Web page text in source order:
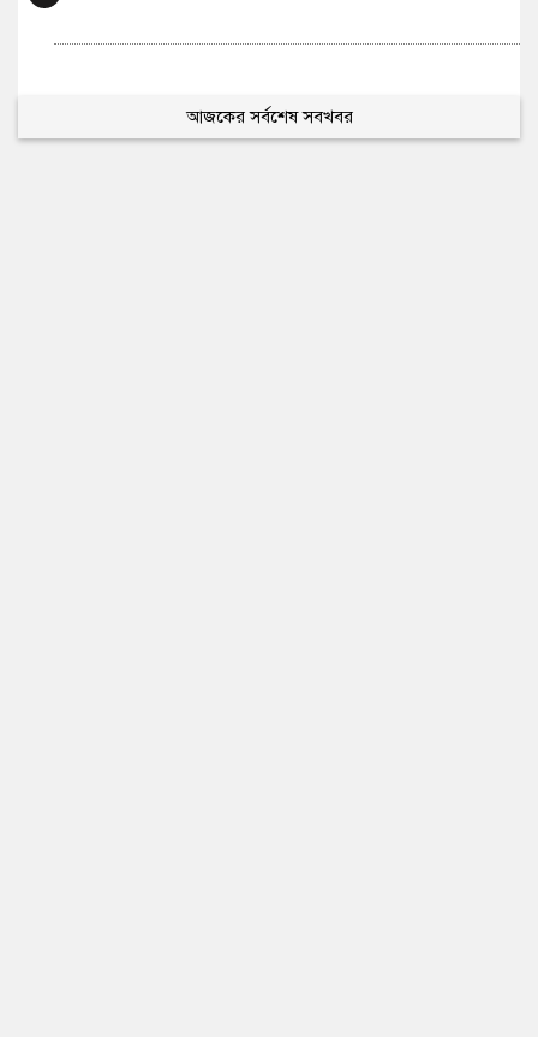
আজকের সর্বশেষ সবখবর